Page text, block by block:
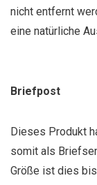
nicht entfernt
eine natürliche
Briefpost
Dieses Produkt
somit als
Größe ist dies